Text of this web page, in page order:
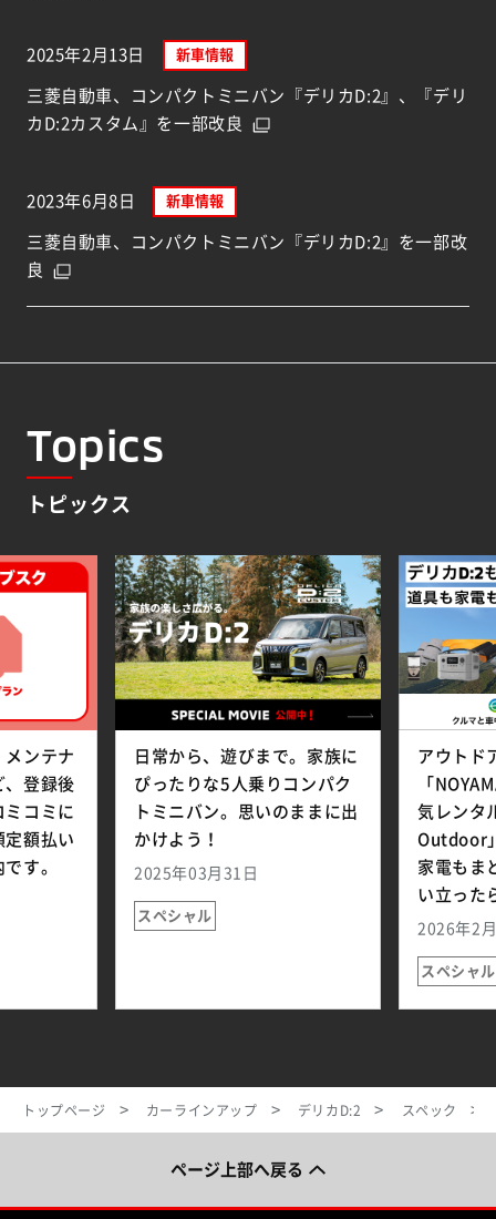
2025年2月13日 新車情報
三菱自動車、コンパクトミニバン『デリカD:2』、『デリ
カD:2カスタム』を一部改良
2023年6月8日 新車情報
三菱自動車、コンパクトミニバン『デリカD:2』を一部改
良
Topics
トピックス
メンテナ
、登録後
ミコミに
定額払い
す。
日常から、遊びまで。家族に
ぴったりな5人乗りコンパク
トミニバン。思いのままに出
かけよう！
2025年03月31日
スペシャル
アウトド
「
気レンタ
Outdoor
家電もま
い立った
2026年2
スペシャル
トップページ カーラインアップ デリカD:2 スペック
ページ上部へ戻る